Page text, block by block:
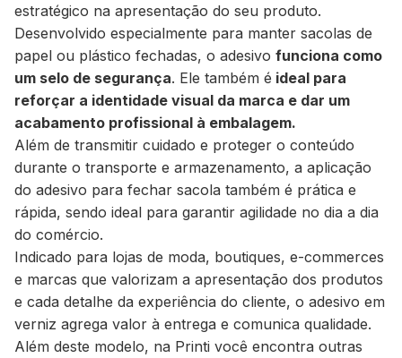
estratégico na apresentação do seu produto.
Desenvolvido especialmente para manter sacolas de
papel ou plástico fechadas, o adesivo funciona como
um selo de segurança. Ele também é ideal para
reforçar a identidade visual da marca e dar um
acabamento profissional à embalagem.
Além de transmitir cuidado e proteger o conteúdo
durante o transporte e armazenamento, a aplicação
do adesivo para fechar sacola também é prática e
rápida, sendo ideal para garantir agilidade no dia a dia
do comércio.
Indicado para lojas de moda, boutiques, e-commerces
e marcas que valorizam a apresentação dos produtos
e cada detalhe da experiência do cliente, o adesivo em
verniz agrega valor à entrega e comunica qualidade.
Além deste modelo, na Printi você encontra outras